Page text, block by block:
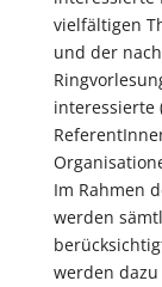
vielfältigen
und der
interessierte
Im Rahmen
werden
werden